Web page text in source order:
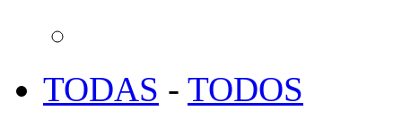
TODAS - TODOS